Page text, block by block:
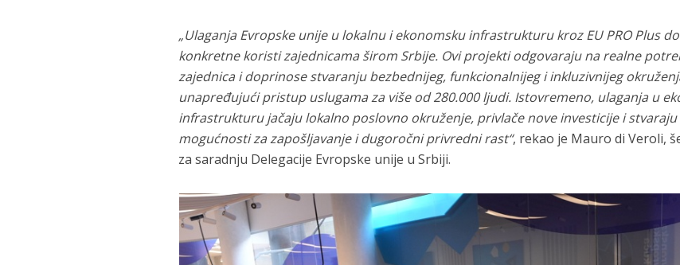
„Ulaganja Evropske unije u lokalnu i ekonomsku infrastrukturu kroz EU PRO Plus
konkretne koristi zajednicama širom Srbije. Ovi projekti odgovaraju na realne
zajednica i doprinose stvaranju bezbednijeg, funkcionalnijeg i inkluzivnijeg
unapređujući pristup uslugama za više od 280.000 ljudi. Istovremeno, ulaganja u
infrastrukturu jačaju lokalno poslovno okruženje, privlače nove investicije i stvaraju
mogućnosti za zapošljavanje i dugoročni privredni rast“, rekao je Mauro di Veroli,
za saradnju Delegacije Evropske unije u Srbiji.